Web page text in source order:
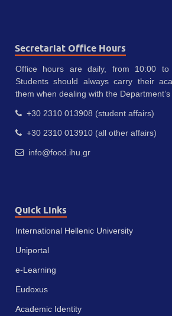
Secretariat Office Hours
Office hours are daily, from 10:00 to
Students should always carry their
them when dealing with the Department’s
+30 2310 013908 (student affairs)
+30 2310 013910 (all other affairs)
info@food.ihu.gr
Quick Links
International Hellenic University
Uniportal
e-Learning
Eudoxus
Academic Identity